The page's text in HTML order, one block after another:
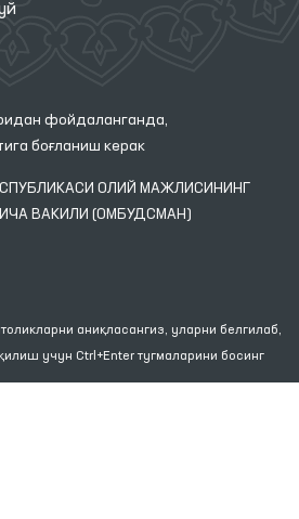
фойдаланганда,
боғланиш керак
ОЛИЙ МАЖЛИСИНИНГ
ВАКИЛИ (ОМБУДСМАН)
аниқласангиз, уларни белгилаб,
учун Ctrl+Enter тугмаларини босинг